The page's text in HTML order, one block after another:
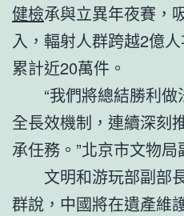
健檢承與立異年夜賽，
入，輻射人群跨越2億人
累計近20萬件。
“我們將總結勝利
全長效機制，連續深刻
承任務。”北京市文物局
文明和游玩部副部
群說，中國將在遺產維